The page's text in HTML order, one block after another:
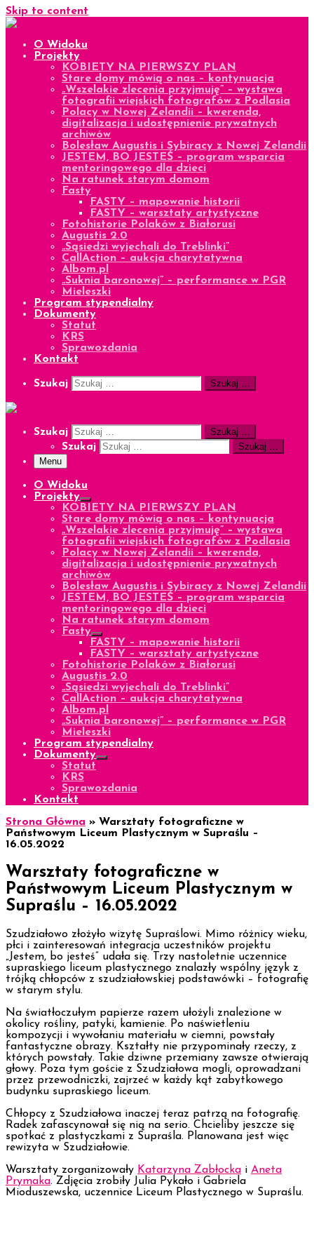
Skip to content
O Widoku
Projekty
KOBIETY NA PIERWSZY PLAN
Stare domy mówią o nas – kontynuacja
„Wszelakie zlecenia przyjmuję” – wystawa
fotografii wiejskich fotografów z Podlasia
Polacy w Nowej Zelandii – kwerenda,
digitalizacja i udostępnienie prywatnych
archiwów
Bolesław Augustis i Sybiracy z Nowej Zelandii
JESTEM, BO JESTEŚ – program wsparcia
mentoringowego dla dzieci
Na ratunek starym domom
Fasty
FASTY – mapowanie historii
FASTY – warsztaty artystyczne
Fotohistorie Polaków z Białorusi
Augustis 2.0
„Sąsiedzi wyjechali do Treblinki”
CallAction – aukcja charytatywna
Albom.pl
„Suknia baronowej” – performance w PGR
Mieleszki
Program stypendialny
Dokumenty
Statut
KRS
Sprawozdania
Kontakt
Search
Szukaj Szukaj …
Search
Szukaj Szukaj …
Szukaj
Szukaj …
Menu
O Widoku
Projekty
KOBIETY NA PIERWSZY PLAN
Stare domy mówią o nas – kontynuacja
„Wszelakie zlecenia przyjmuję” – wystawa
fotografii wiejskich fotografów z Podlasia
Polacy w Nowej Zelandii – kwerenda,
digitalizacja i udostępnienie prywatnych
archiwów
Bolesław Augustis i Sybiracy z Nowej Zelandii
JESTEM, BO JESTEŚ – program wsparcia
mentoringowego dla dzieci
Na ratunek starym domom
Fasty
FASTY – mapowanie historii
FASTY – warsztaty artystyczne
Fotohistorie Polaków z Białorusi
Augustis 2.0
„Sąsiedzi wyjechali do Treblinki”
CallAction – aukcja charytatywna
Albom.pl
„Suknia baronowej” – performance w PGR
Mieleszki
Program stypendialny
Dokumenty
Statut
KRS
Sprawozdania
Kontakt
Strona Główna » Warsztaty fotograficzne w
Państwowym Liceum Plastycznym w Supraślu –
16.05.2022
Warsztaty fotograficzne w
Państwowym Liceum Plastycznym w
Supraślu – 16.05.2022
Szudziałowo złożyło wizytę Supraślowi. Mimo różnicy wieku,
płci i zainteresowań integracja uczestników projektu
„Jestem, bo jesteś” udała się. Trzy nastoletnie uczennice
supraskiego liceum plastycznego znalazły wspólny język z
trójką chłopców z szudziałowskiej podstawówki – fotografię
w starym stylu.
Na światłoczułym papierze razem ułożyli znalezione w
okolicy rośliny, patyki, kamienie. Po naświetleniu
kompozycji i wywołaniu materiału w ciemni, powstały
fantastyczne obrazy. Kształty nie przypominały rzeczy, z
których powstały. Takie dziwne przemiany zawsze otwierają
głowy. Poza tym goście z Szudziałowa mogli, oprowadzani
przez przewodniczki, zajrzeć w każdy kąt zabytkowego
budynku supraskiego liceum.
Chłopcy z Szudziałowa inaczej teraz patrzą na fotografię.
Radek zafascynował się nią na serio. Chcieliby jeszcze się
spotkać z plastyczkami z Supraśla. Planowana jest więc
rewizyta w Szudziałowie.
Warsztaty zorganizowały Katarzyna Zabłocka i Aneta
Prymaka. Zdjęcia zrobiły Julia Pykało i Gabriela
Mioduszewska, uczennice Liceum Plastycznego w Supraślu.